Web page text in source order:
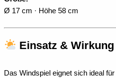
Ø 17 cm · Höhe 58 cm
Einsatz & Wirkung
Das Windspiel eignet sich ideal für